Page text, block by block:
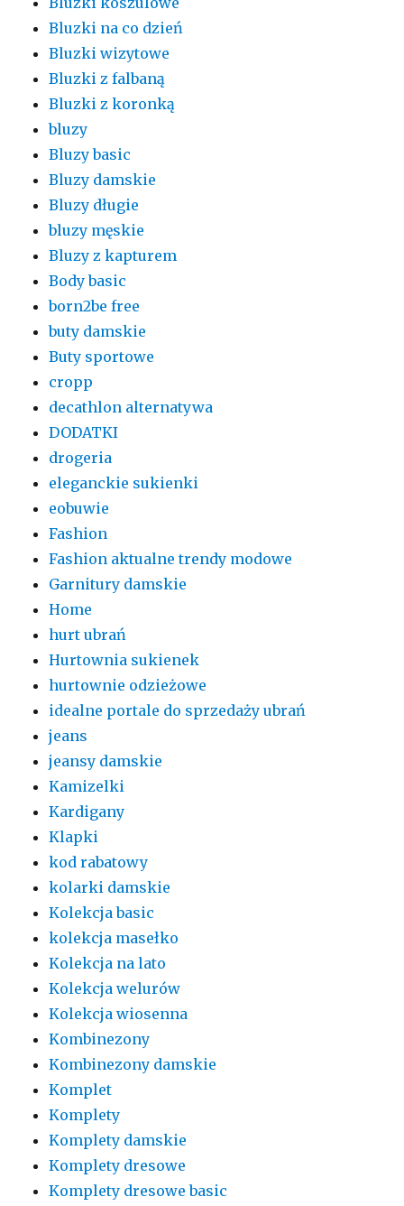
Bluzki na co dzień
Bluzki wizytowe
Bluzki z falbaną
Bluzki z koronką
bluzy
Bluzy basic
Bluzy damskie
Bluzy długie
bluzy męskie
Bluzy z kapturem
Body basic
born2be free
buty damskie
Buty sportowe
cropp
decathlon alternatywa
DODATKI
drogeria
eleganckie sukienki
eobuwie
Fashion
Fashion aktualne trendy modowe
Garnitury damskie
Home
hurt ubrań
Hurtownia sukienek
hurtownie odzieżowe
idealne portale do sprzedaży ubrań
jeans
jeansy damskie
Kamizelki
Kardigany
Klapki
kod rabatowy
kolarki damskie
Kolekcja basic
kolekcja masełko
Kolekcja na lato
Kolekcja welurów
Kolekcja wiosenna
Kombinezony
Kombinezony damskie
Komplet
Komplety
Komplety damskie
Komplety dresowe
Komplety dresowe basic